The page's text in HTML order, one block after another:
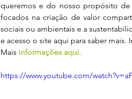
queremos e do nosso propósito de
focados na criação de valor
sociais ou ambientais e a
e acesso o site aqui para saber mais.
Mais informações aqui.
https://www.youtube.com/